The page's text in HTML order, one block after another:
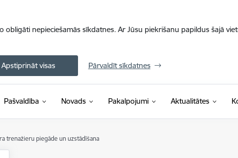
obligāti nepieciešamās sīkdatnes. Ar Jūsu piekrišanu papildus šajā
Apstiprināt visas Pārvaldīt sīkdatnes
Pašvaldība Novads Pakalpojumi Aktualitātes
trenažieru piegāde un uzstādīšana